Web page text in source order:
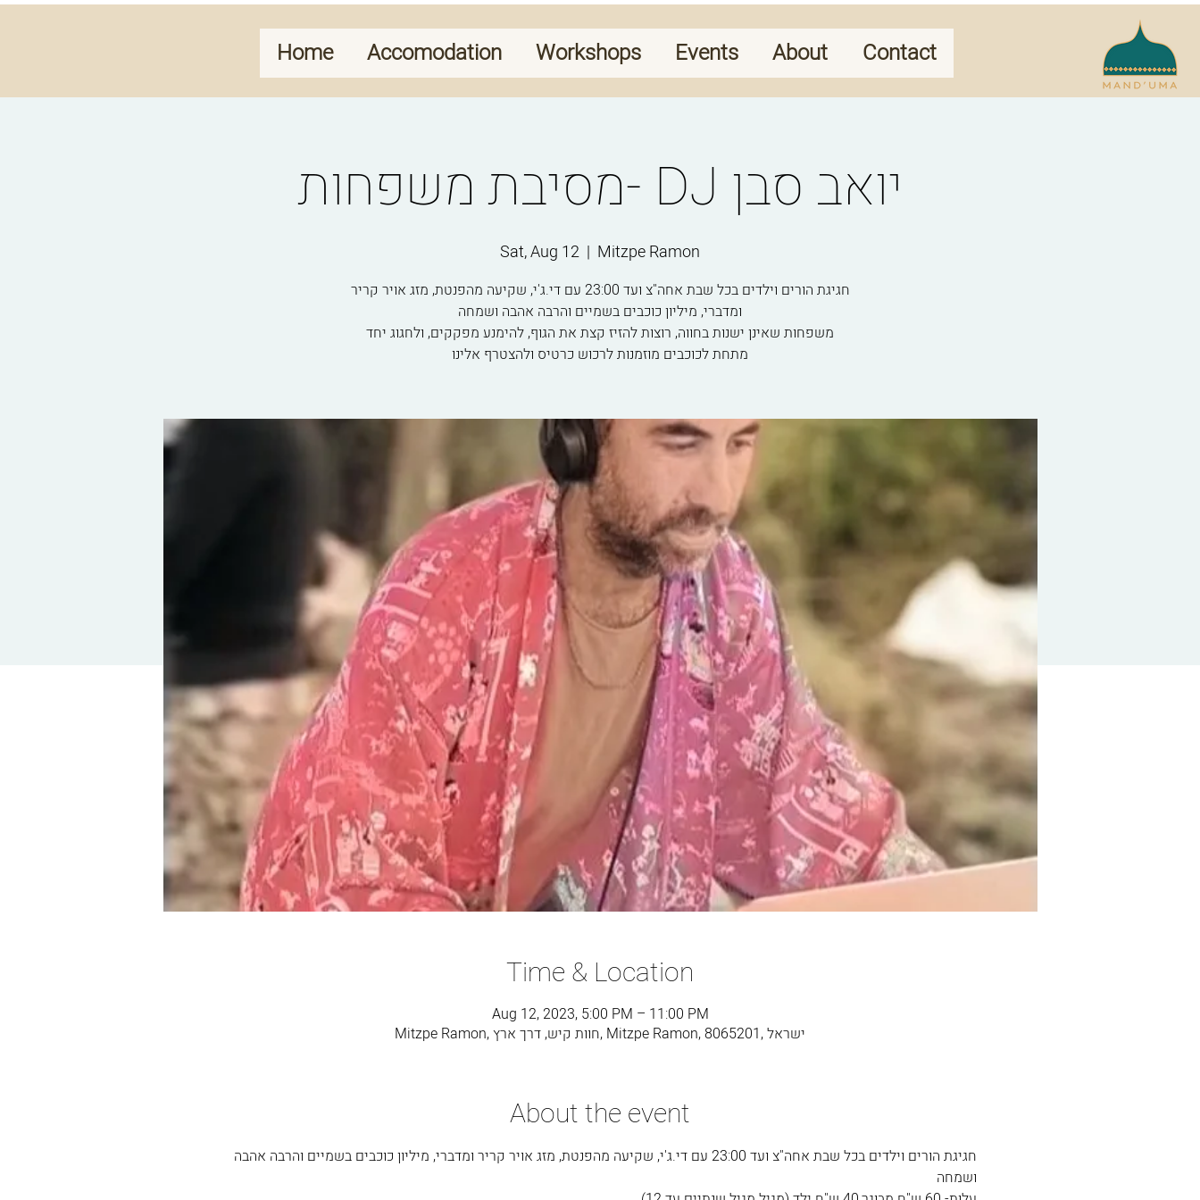
Contact
About
Events
Workshops
Accomodation
Home
מסיבת משפחות- DJ יואב סבן
Sat, Aug 12
  |
Mitzpe Ramon
חגיגת הורים וילדים בכל שבת אחה"צ ועד 23:00 עם די.ג'י, שקיעה מהפנטת, מזג אויר קריר
ומדברי, מיליון כוכבים בשמיים והרבה אהבה ושמחה
משפחות שאינן ישנות בחווה, רוצות להזיז קצת את הגוף, להימנע מפקקים, ולחגוג יחד
מתחת לכוכבים מוזמנות לרכוש כרטיס ולהצטרף אלינו
Time & Location
Aug 12, 2023, 5:00 PM – 11:00 PM
Mitzpe Ramon, חוות קיש, דרך ארץ, Mitzpe Ramon, 8065201, ישראל
About the event
חגיגת הורים וילדים בכל שבת אחה"צ ועד 23:00 עם די.ג'י, שקיעה מהפנטת, מזג אויר קריר ומדברי, מיליון כוכבים בשמיים והרבה אהבה
ושמחה